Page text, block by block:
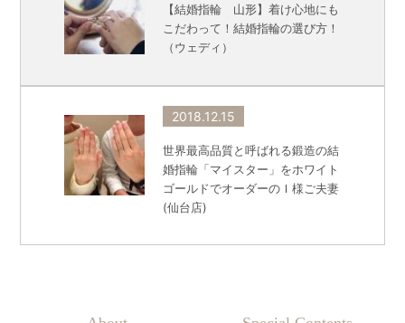
【結婚指輪 山形】着け心地にも
こだわって！結婚指輪の選び方！
（ウェディ）
2018.12.15
世界最高品質と呼ばれる鍛造の結
婚指輪「マイスター」をホワイト
ゴールドでオーダーのＩ様ご夫妻
(仙台店)